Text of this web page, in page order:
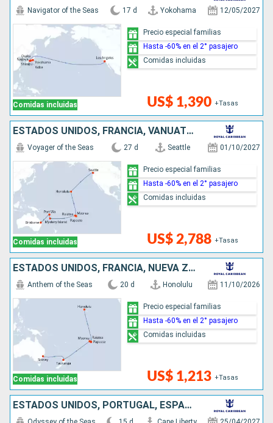
Comidas incluidas
Navigator of the Seas 17 d Yokohama 12/05/2027
US$ 1,390 +Tasas
Precio especial familias
Hasta -60% en el 2° pasajero
Comidas incluidas
ESTADOS UNIDOS, FRANCIA, VANUATU, AUSTRALIA
Comidas incluidas
Voyager of the Seas 27 d Seattle 01/10/2027
US$ 2,788 +Tasas
Precio especial familias
Hasta -60% en el 2° pasajero
Comidas incluidas
ESTADOS UNIDOS, FRANCIA, NUEVA ZELANDA, AUSTRALIA
Comidas incluidas
Anthem of the Seas 20 d Honolulu 11/10/2026
US$ 1,213 +Tasas
Precio especial familias
Hasta -60% en el 2° pasajero
Comidas incluidas
ESTADOS UNIDOS, PORTUGAL, ESPAÑA, ITALIA